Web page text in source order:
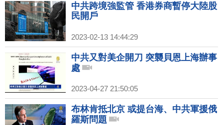
中共跨境強監管 香港券商暫停大陸股
民開戶
2023-02-13 14:44:29
中共又對美企開刀 突襲貝恩上海辦事
處
2023-04-27 21:50:05
布林肯抵北京 或提台海、中共軍援俄
羅斯問題